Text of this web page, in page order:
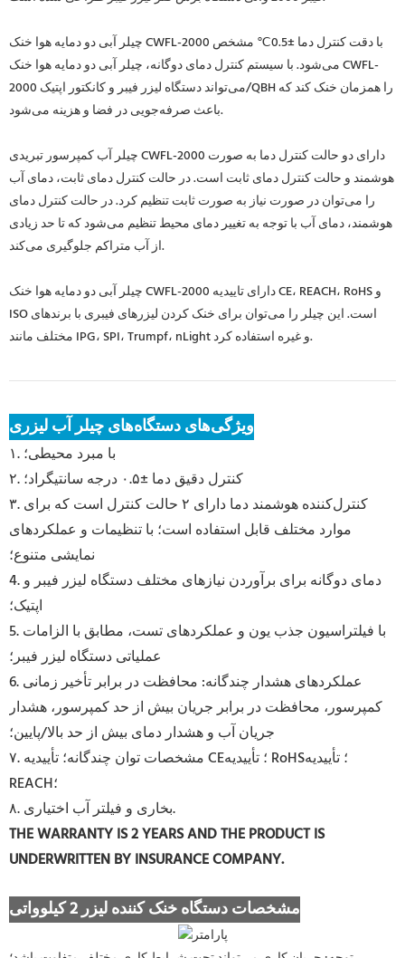
چیلر آبی دو دمایه هوا خنک CWFL-2000 با دقت کنترل دما ±0.5℃ مشخص
می‌شود. با سیستم کنترل دمای دوگانه، چیلر آبی دو دمایه هوا خنک CWFL-
2000 می‌تواند دستگاه لیزر فیبر و کانکتور اپتیک/QBH را همزمان خنک کند که
باعث صرفه‌جویی در فضا و هزینه می‌شود.
چیلر آب کمپرسور تبریدی CWFL-2000 دارای دو حالت کنترل دما به صورت
هوشمند و حالت کنترل دمای ثابت است. در حالت کنترل دمای ثابت، دمای آب
را می‌توان در صورت نیاز به صورت ثابت تنظیم کرد. در حالت کنترل دمای
هوشمند، دمای آب با توجه به تغییر دمای محیط تنظیم می‌شود که تا حد زیادی
از آب متراکم جلوگیری می‌کند.
چیلر آبی دو دمایه هوا خنک CWFL-2000 دارای تاییدیه CE، REACH، RoHS و
ISO است. این چیلر را می‌توان برای خنک کردن لیزرهای فیبری با برندهای
مختلف مانند IPG، SPI، Trumpf، nLight و غیره استفاده کرد.
ویژگی‌های دستگاه‌های چیلر آب لیزری
۱. با مبرد محیطی؛
۲. کنترل دقیق دما ±۰.۵ درجه سانتیگراد؛
۳. کنترل‌کننده هوشمند دما دارای ۲ حالت کنترل است که برای
موارد مختلف قابل استفاده است؛ با تنظیمات و عملکردهای
نمایشی متنوع؛
4. دمای دوگانه برای برآوردن نیازهای مختلف دستگاه لیزر فیبر و
اپتیک؛
5. با فیلتراسیون جذب یون و عملکردهای تست، مطابق با الزامات
عملیاتی دستگاه لیزر فیبر؛
6. عملکردهای هشدار چندگانه: محافظت در برابر تأخیر زمانی
کمپرسور، محافظت در برابر جریان بیش از حد کمپرسور، هشدار
جریان آب و هشدار دمای بیش از حد بالا/پایین؛
۷. مشخصات توان چندگانه؛ تأییدیه CE؛ تأییدیه RoHS؛ تأییدیه
REACH؛
۸. بخاری و فیلتر آب اختیاری.
THE WARRANTY IS 2 YEARS AND THE PRODUCT IS
UNDERWRITTEN BY INSURANCE COMPANY.
مشخصات دستگاه خنک کننده لیزر 2 کیلوواتی